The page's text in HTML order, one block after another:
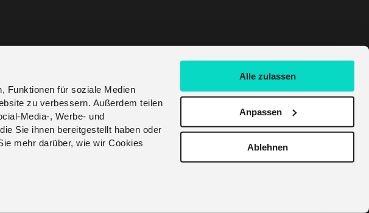
Funktionen für soziale Medien
zu verbessern. Außerdem teilen
Media-, Werbe- und
Sie ihnen bereitgestellt haben oder
mehr darüber, wie wir Cookies
Alle zulassen
Anpassen
Ablehnen